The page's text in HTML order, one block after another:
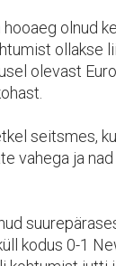
olnud
ollakse
olevast
seitsmes,
vahega ja
kodus 0-1